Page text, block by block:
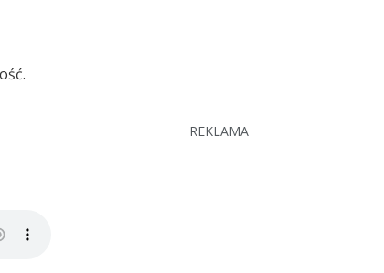
REKLAMA